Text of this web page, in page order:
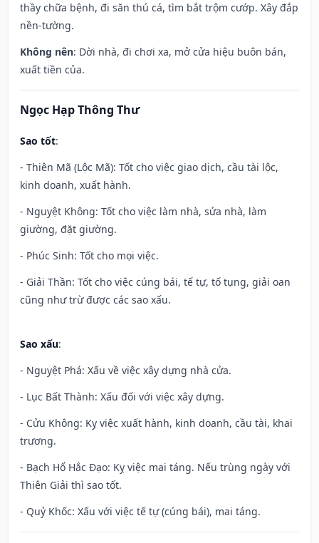
thầy chữa bệnh, đi săn thú cá, tìm bắt trộm cướp. Xây đắp
nền-tường.
Không nên: Dời nhà, đi chơi xa, mở cửa hiệu buôn bán,
xuất tiền của.
Ngọc Hạp Thông Thư
Sao tốt:
- Thiên Mã (Lộc Mã): Tốt cho việc giao dịch, cầu tài lộc,
kinh doanh, xuất hành.
- Nguyệt Không: Tốt cho việc làm nhà, sửa nhà, làm
giường, đặt giường.
- Phúc Sinh: Tốt cho mọi việc.
- Giải Thần: Tốt cho việc cúng bái, tế tự, tố tụng, giải oan
cũng như trừ được các sao xấu.
Sao xấu:
- Nguyệt Phá: Xấu về việc xây dựng nhà cửa.
- Lục Bất Thành: Xấu đối với việc xây dựng.
- Cửu Không: Kỵ việc xuất hành, kinh doanh, cầu tài, khai
trương.
- Bạch Hổ Hắc Đạo: Kỵ việc mai táng. Nếu trùng ngày với
Thiên Giải thì sao tốt.
- Quỷ Khốc: Xấu với việc tế tự (cúng bái), mai táng.